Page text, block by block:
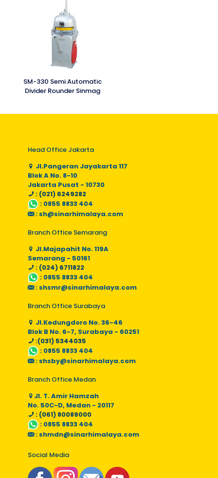
SM-330 Semi Automatic
Divider Rounder Sinmag
Head Office Jakarta
Jl.Pangeran Jayakarta 117
Blok A No. 8-10
Jakarta Pusat - 10730
: (021) 6249282
: 0855 8833 404
: sh@sinarhimalaya.com
Branch Office Semarang
Jl.Majapahit No. 119A
Semarang - 50161
: (024) 6711822
: 0855 8833 404
: shsmr@sinarhimalaya.com
Branch Office Surabaya
Jl.Kedungdoro No. 36-46
Blok B No. 6-7, Surabaya - 60251
:(031) 5344035
: 0855 8833 404
: shsby@sinarhimalaya.com
Branch Office Medan
Jl. T. Amir Hamzah
No. 50C-D, Medan - 20117
: (061) 80089000
: 0855 8833 404
: shmdn@sinarhimalaya.com
Social Media